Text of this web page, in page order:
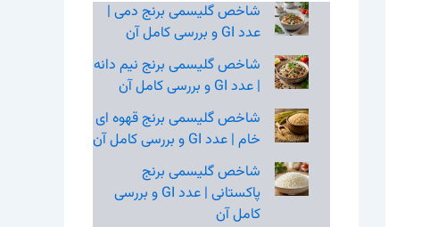
شاخص گلیسمی برنج دمی |
عدد GI و بررسی کامل آن
شاخص گلیسمی برنج نیم‌ دانه
| عدد GI و بررسی کامل آن
شاخص گلیسمی برنج قهوه‌ ای
خام | عدد GI و بررسی کامل آن
شاخص گلیسمی برنج
پاکستانی | عدد GI و بررسی
کامل آن